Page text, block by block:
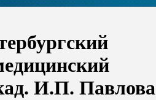
И.П. Павлова